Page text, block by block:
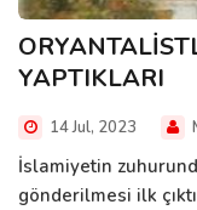
YAPTIKLARI
14 Jul, 2023
İslamiyetin
gönderilmesi ilk